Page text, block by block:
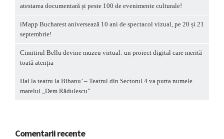
atestarea documentară și peste 100 de evenimente culturale!
iMapp Bucharest aniversează 10 ani de spectacol vizual, pe 20 și 21
septembrie!
Cimitirul Bellu devine muzeu virtual: un proiect digital care merită
toată atenția
Hai la teatru la Bibanu’ – Teatrul din Sectorul 4 va purta numele
marelui „Dem Rădulescu”
Comentarii recente